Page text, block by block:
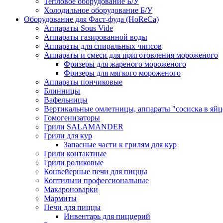
Холодильное оборудование Б/У
Оборудование для Фаст-фуда (HoReCa)
Аппараты Sous Vide
Аппараты газированной воды
Аппараты для спиральных чипсов
Аппараты и смеси для приготовления мороженого
Фризеры для жареного мороженого
Фризеры для мягкого мороженого
Аппараты пончиковые
Блинницы
Вафельницы
Вертикальные омлетницы, аппараты "сосиска в
Гомогенизаторы
Грили SALAMANDER
Грили для кур
Запасные части к грилям для кур
Грили контактные
Грили роликовые
Конвейерные печи для пиццы
Коптильни профессиональные
Макароноварки
Мармиты
Печи для пиццы
Инвентарь для пиццерий